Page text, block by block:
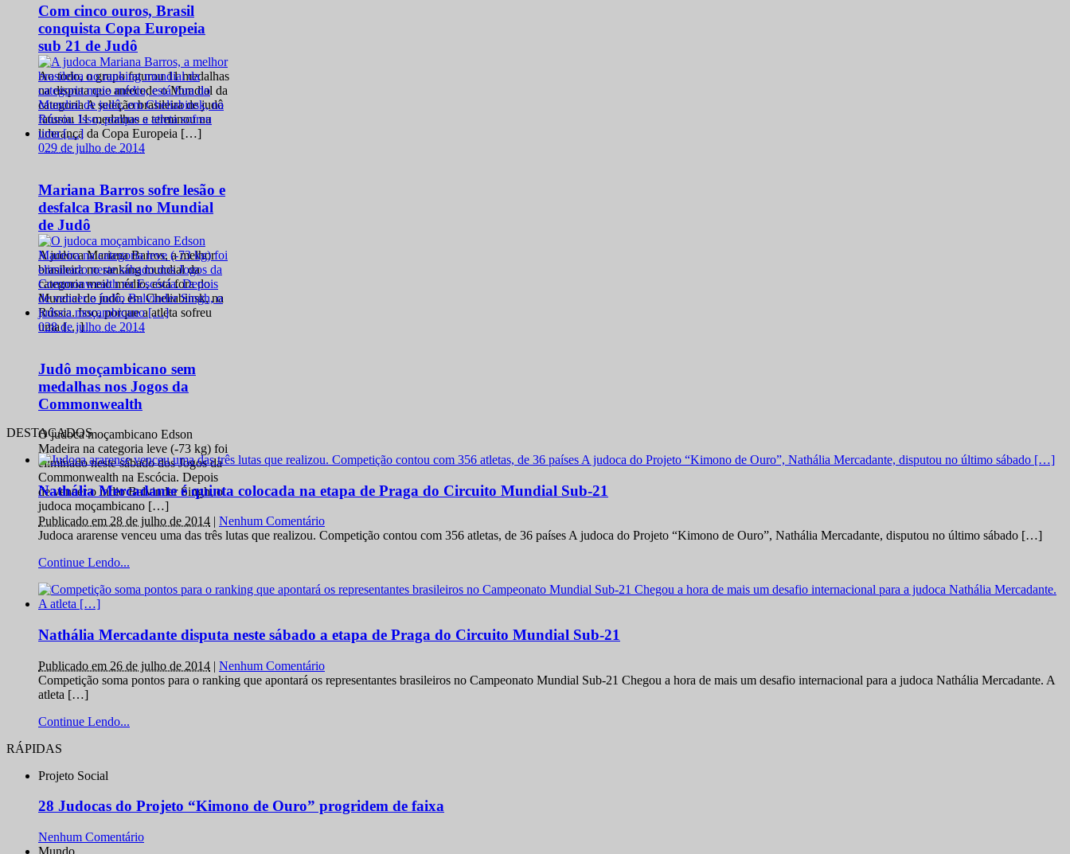
Com cinco ouros, Brasil
conquista Copa Europeia
sub 21 de Judô
Ao todo, o grupo faturou 11 medalhas
na disputa que antecede o Mundial da
categoria A seleção brasileira de judô
faturou 11 medalhas e terminou na
liderança da Copa Europeia […]
029 de julho de 2014
Mariana Barros sofre lesão e
desfalca Brasil no Mundial
de Judô
A judoca Mariana Barros, a melhor
brasileira no ranking mundial da
categoria meio médio, está fora do
Mundial de judô, em Cheliabinsk, na
Rússia. Isso, porque a atleta sofreu
uma […]
028 de julho de 2014
Judô moçambicano sem
medalhas nos Jogos da
Commonwealth
O judoca moçambicano Edson
Madeira na categoria leve (-73 kg) foi
eliminado neste sábado dos Jogos da
Commonwealth na Escócia. Depois
de vencer o índio Balvinder Singh, o
judoca moçambicano […]
DESTACADOS
Nathália Mercadante é quinta colocada na etapa de Praga do Circuito Mundial Sub-21
Publicado em 28 de julho de 2014 | Nenhum Comentário
Judoca ararense venceu uma das três lutas que realizou. Competição contou com 356 atletas, de 36 países A judoca do Projeto “Kimono de Ouro”, Nathália Mercadante, disputou no último sábado […]
Continue Lendo...
Nathália Mercadante disputa neste sábado a etapa de Praga do Circuito Mundial Sub-21
Publicado em 26 de julho de 2014 | Nenhum Comentário
Competição soma pontos para o ranking que apontará os representantes brasileiros no Campeonato Mundial Sub-21 Chegou a hora de mais um desafio internacional para a judoca Nathália Mercadante. A
atleta […]
Continue Lendo...
RÁPIDAS
Projeto Social
28 Judocas do Projeto “Kimono de Ouro” progridem de faixa
Nenhum Comentário
Mundo